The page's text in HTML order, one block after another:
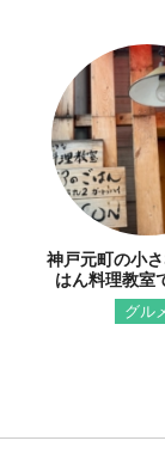
神戸元町の小
はん料理教室
グル